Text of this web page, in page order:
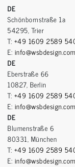
DE
Schönbornstraße 1a
54295, Trier
T: +49 1609 2589
E: info@wsbdesign.com
DE
Eberstraße 66
10827, Berlin
T: +49 1609 2589
E: info@wsbdesign.com
DE
Blumenstraße 6
80331, München
T: +49 1609 2589
E: info@wsbdesign.com